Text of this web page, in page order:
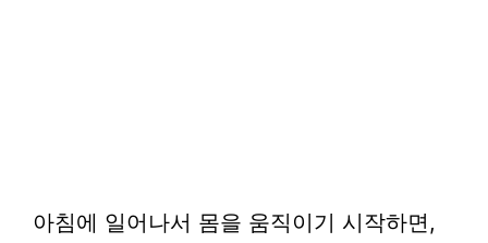
아침에 일어나서 몸을 움직이기 시작하면,